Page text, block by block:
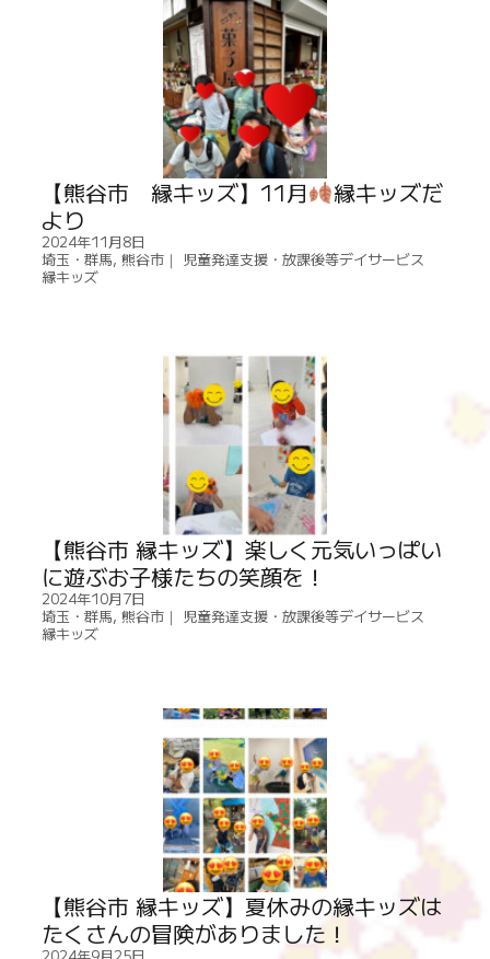
【熊谷市 縁キッズ】11月
縁キッズだ
より
2024年11月8日
埼玉・群馬, 熊谷市｜ 児童発達支援・放課後等デイサービス
縁キッズ
【熊谷市 縁キッズ】楽しく元気いっぱい
に遊ぶお子様たちの笑顔を！
2024年10月7日
埼玉・群馬, 熊谷市｜ 児童発達支援・放課後等デイサービス
縁キッズ
【熊谷市 縁キッズ】夏休みの縁キッズは
たくさんの冒険がありました！